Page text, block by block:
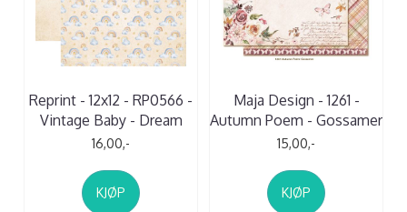
Reprint - 12x12 - RP0566 -
Vintage Baby - Dream
16,00,-
KJØP
Maja Design - 1261 -
Autumn Poem - Gossamer
15,00,-
KJØP